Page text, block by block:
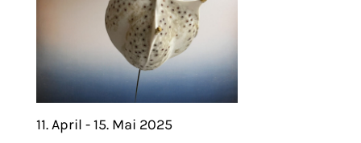
11. April - 15. Mai 2025